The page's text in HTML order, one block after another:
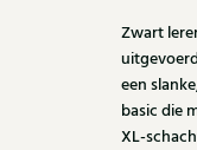
Zwart
een
basic die
XL-